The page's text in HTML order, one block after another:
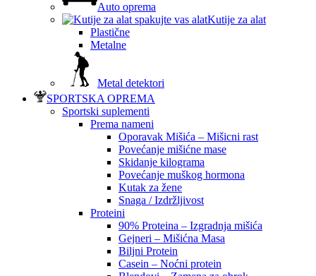
Auto oprema
Kutije za alat
Plastične
Metalne
Metal detektori
SPORTSKA OPREMA
Sportski suplementi
Prema nameni
Oporavak Mišića – Mišicni rast
Povećanje mišićne mase
Skidanje kilograma
Povećanje muškog hormona
Kutak za žene
Snaga / Izdržljivost
Proteini
90% Proteina – Izgradnja mišića
Gejneri – Mišićna Masa
Biljni Protein
Casein – Noćni protein